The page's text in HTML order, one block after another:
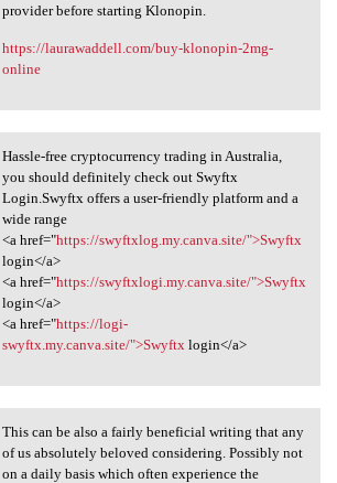
provider before starting Klonopin.
https://laurawaddell.com/buy-klonopin-2mg-
online
free cryptocurrency
Hassle-free cryptocurrency trading in Australia,
you should definitely check out Swyftx
Login.Swyftx offers a user-friendly platform and a
wide range
<a href="https://swyftxlog.my.canva.site/">Swyftx
login</a>
<a href="https://swyftxlogi.my.canva.site/">Swyftx
login</a>
<a href="https://logi-
swyftx.my.canva.site/">Swyftx login</a>
can be also a fairly
This can be also a fairly beneficial writing that any
of us absolutely beloved considering. Possibly not
on a daily basis which often experience the